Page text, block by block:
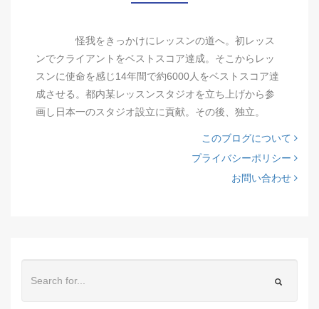
怪我をきっかけにレッスンの道へ。初レッス
ンでクライアントをベストスコア達成。そこからレッ
スンに使命を感じ14年間で約6000人をベストスコア達
成させる。都内某レッスンスタジオを立ち上げから参
画し日本一のスタジオ設立に貢献。その後、独立。
このブログについて
プライバシーポリシー
お問い合わせ